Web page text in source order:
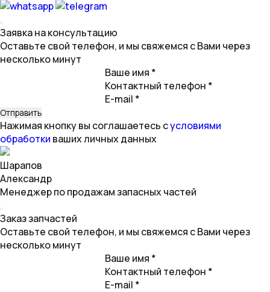
Заявка на консультацию
Оставьте свой телефон, и мы свяжемся с Вами через
несколько минут
Ваше имя *
Контактный телефон *
E-mail *
Нажимая кнопку вы соглашаетесь сусловиями
обработки ваших личных данных
Шарапов
Александр
Менеджер по продажам запасных частей
Заказ запчастей
Оставьте свой телефон, и мы свяжемся с Вами через
несколько минут
Ваше имя *
Контактный телефон *
E-mail *